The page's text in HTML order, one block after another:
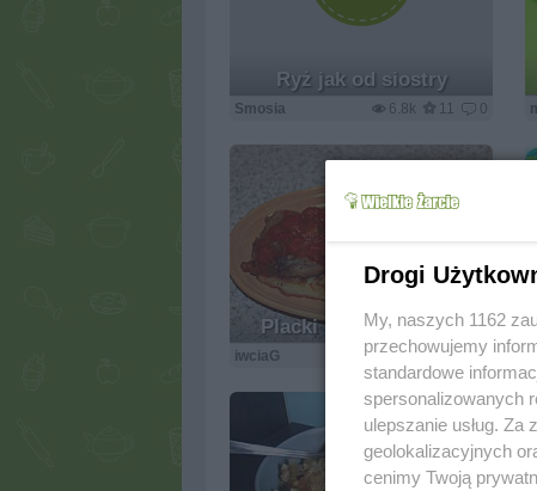
Ryż jak od siostry
6.8k 11 0
Smosia
Placki Po Kapitańsku
7.3k 17 2
iwciaG
Drogi
My, naszych 1162
przechowujemy
standardowe
spersonalizowanych
ulepszanie usług.
geolokalizacyjnych
cenimy Twoją